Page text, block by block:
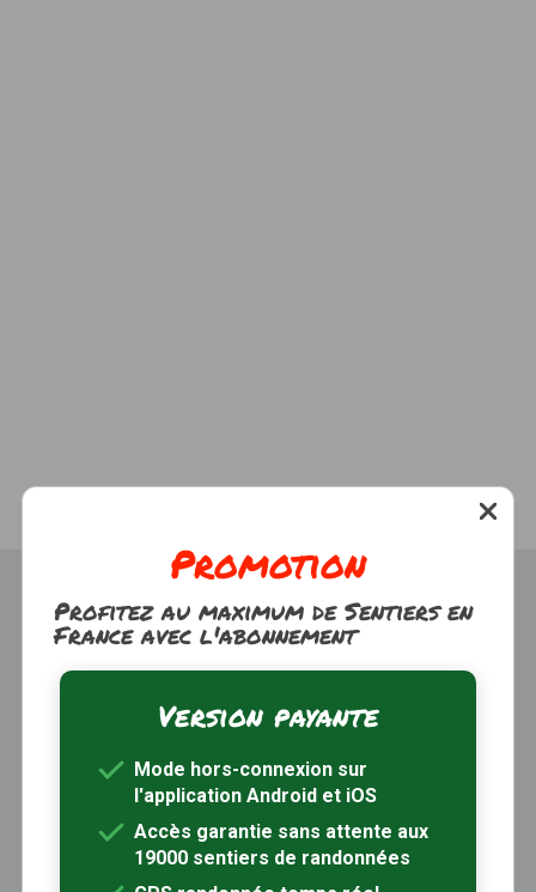
Trouver une randonnée À propos
Inscription / Connexion
Abonnement Rando+ Calendrier randos
Sites partenaires Contactez-nous
Promotion
Profitez au maximum de Sentiers en
France avec l'abonnement
Version payante
Mode hors-connexion sur
l'application Android et iOS
Accès garantie sans attente aux
19000 sentiers de randonnées